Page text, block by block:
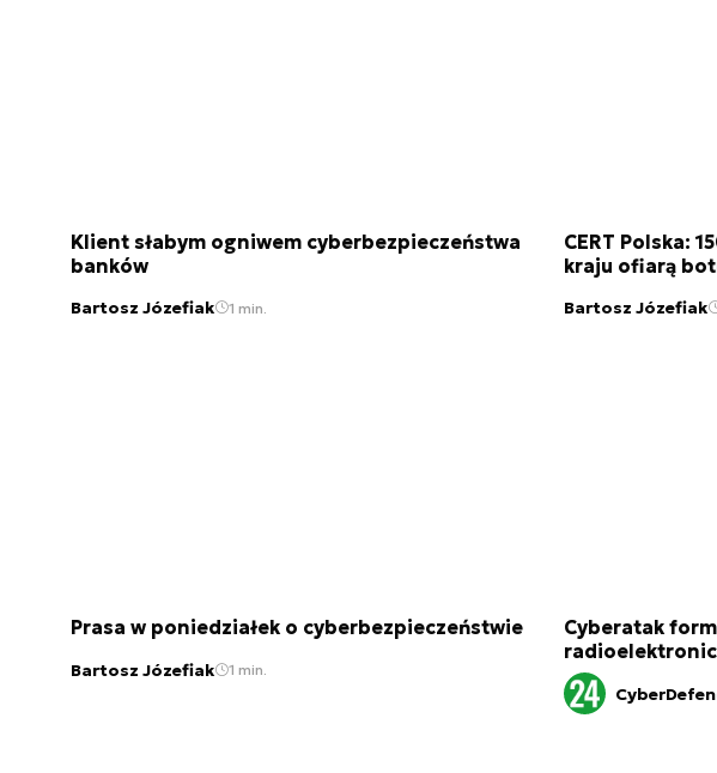
Klient słabym ogniwem cyberbezpieczeństwa
banków
Bartosz Józefiak 1 min.
CERT Polska:
kraju ofiarą
Bartosz Józefiak
Prasa w poniedziałek o cyberbezpieczeństwie
Bartosz Józefiak 1 min.
Cyberatak